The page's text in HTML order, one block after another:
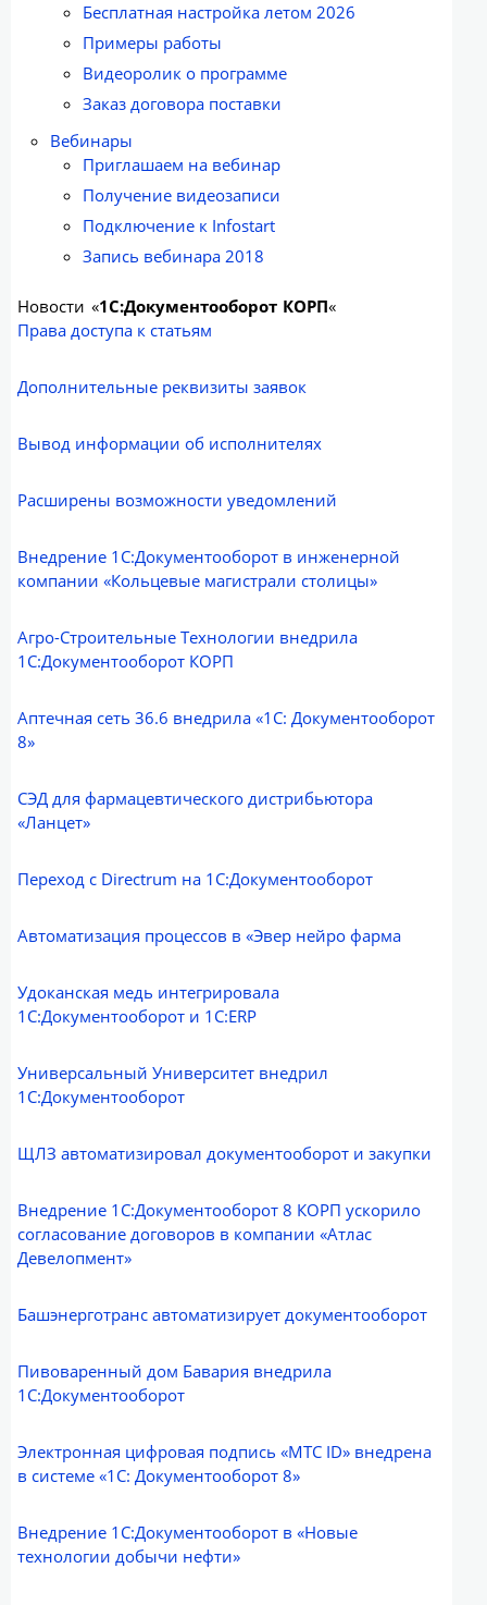
Бесплатная настройка летом 2026
Примеры работы
Видеоролик о программе
Заказ договора поставки
Вебинары
Приглашаем на вебинар
Получение видеозаписи
Подключение к Infostart
Запись вебинара 2018
Новости «1С:Документооборот КОРП«
Права доступа к статьям
Дополнительные реквизиты заявок
Вывод информации об исполнителях
Расширены возможности уведомлений
Внедрение 1С:Документооборот в инженерной
компании «Кольцевые магистрали столицы»
Агро-Строительные Технологии внедрила
1С:Документооборот КОРП
Аптечная сеть 36.6 внедрила «1С: Документооборот
8»
СЭД для фармацевтического дистрибьютора
«Ланцет»
Переход с Directrum на 1С:Документооборот
Автоматизация процессов в «Эвер нейро фарма
Удоканская медь интегрировала
1С:Документооборот и 1С:ERP
Универсальный Университет внедрил
1С:Документооборот
ЩЛЗ автоматизировал документооборот и закупки
Внедрение 1С:Документооборот 8 КОРП ускорило
согласование договоров в компании «Атлас
Девелопмент»
Башэнерготранс автоматизирует документооборот
Пивоваренный дом Бавария внедрила
1С:Документооборот
Электронная цифровая подпись «МТС ID» внедрена
в системе «1С: Документооборот 8»
Внедрение 1С:Документооборот в «Новые
технологии добычи нефти»